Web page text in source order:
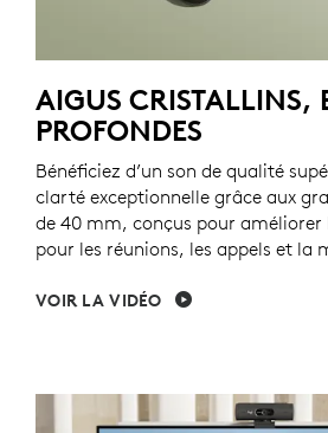
AIGUS CRISTALLINS,
PROFONDES
Bénéficiez d’un son de qualité
clarté exceptionnelle grâce aux
de 40 mm, conçus pour améliorer
pour les réunions, les appels et la
VOIR LA VIDÉO